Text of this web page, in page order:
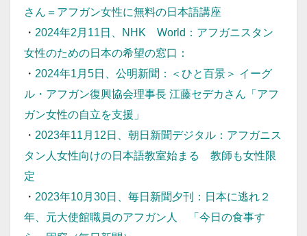
さん＝アフガン女性に無料の日本語講座
・ 2024年2月11日、NHK World：アフガニスタン
女性のための日本の希望の窓口：
・ 2024年1月5日、公明新聞：＜ひと百景＞ イーグ
ル・アフガン復興協会理事長 江藤セデカさん「アフ
ガン女性の自立を支援」
・ 2023年11月12日、朝日新聞デジタル：アフガニス
タン人女性向けの日本語教室始まる 教師も女性限
定
・ 2023年10月30日、毎日新聞夕刊：日本に逃れ２
年、元大使館職員のアフガン人 「今日の食事す